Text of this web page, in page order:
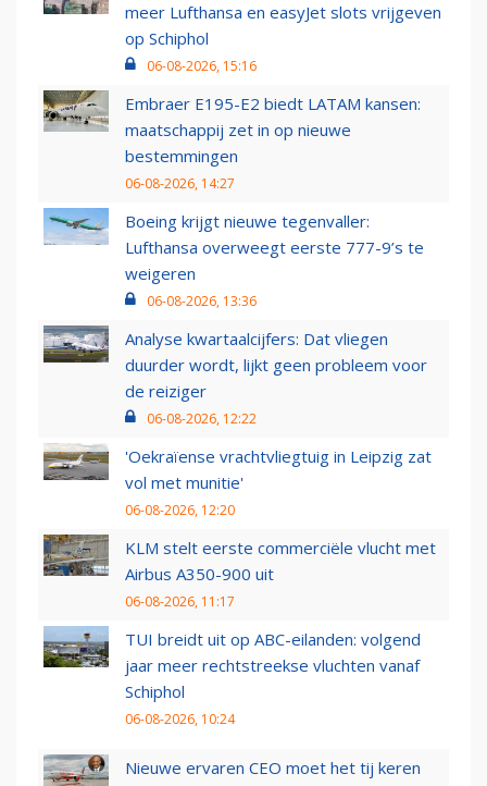
meer Lufthansa en easyJet slots vrijgeven
op Schiphol
06-08-2026, 15:16
Embraer E195-E2 biedt LATAM kansen:
maatschappij zet in op nieuwe
bestemmingen
06-08-2026, 14:27
Boeing krijgt nieuwe tegenvaller:
Lufthansa overweegt eerste 777-9’s te
weigeren
06-08-2026, 13:36
Analyse kwartaalcijfers: Dat vliegen
duurder wordt, lijkt geen probleem voor
de reiziger
06-08-2026, 12:22
'Oekraïense vrachtvliegtuig in Leipzig zat
vol met munitie'
06-08-2026, 12:20
KLM stelt eerste commerciële vlucht met
Airbus A350-900 uit
06-08-2026, 11:17
TUI breidt uit op ABC-eilanden: volgend
jaar meer rechtstreekse vluchten vanaf
Schiphol
06-08-2026, 10:24
Nieuwe ervaren CEO moet het tij keren